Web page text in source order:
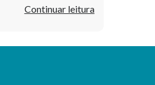
Continuar leituraSociedade